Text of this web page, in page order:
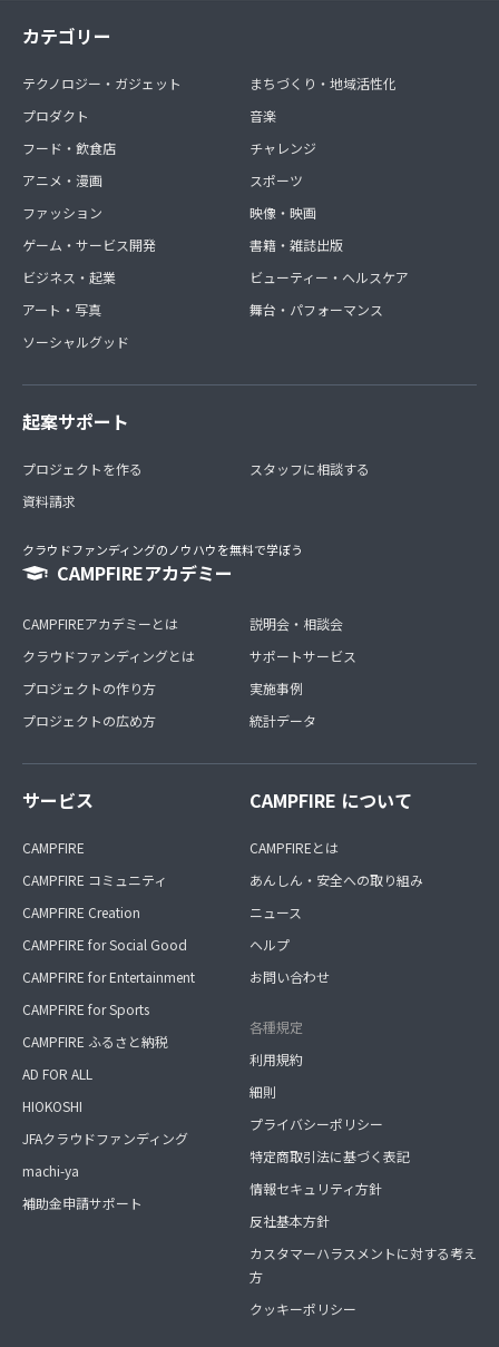
カテゴリー
テクノロジー・ガジェット
プロダクト
フード・飲食店
アニメ・漫画
ファッション
ゲーム・サービス開発
ビジネス・起業
アート・写真
ソーシャルグッド
まちづくり・地域活性化
音楽
チャレンジ
スポーツ
映像・映画
書籍・雑誌出版
ビューティー・ヘルスケア
舞台・パフォーマンス
起案サポート
プロジェクトを作る
資料請求
スタッフに相談する
クラウドファンディングのノウハウを無料で学ぼう
CAMPFIREアカデミー
CAMPFIREアカデミーとは
クラウドファンディングとは
プロジェクトの作り方
プロジェクトの広め方
説明会・相談会
サポートサービス
実施事例
統計データ
サービス
CAMPFIRE
CAMPFIRE コミュニティ
CAMPFIRE Creation
CAMPFIRE for Social Good
CAMPFIRE for Entertainment
CAMPFIRE for Sports
CAMPFIRE ふるさと納税
AD FOR ALL
HIOKOSHI
JFAクラウドファンディング
machi-ya
補助金申請サポート
CAMPFIRE について
CAMPFIREとは
あんしん・安全への取り組み
ニュース
ヘルプ
お問い合わせ
各種規定
利用規約
細則
プライバシーポリシー
特定商取引法に基づく表記
情報セキュリティ方針
反社基本方針
カスタマーハラスメントに対する考え
方
クッキーポリシー